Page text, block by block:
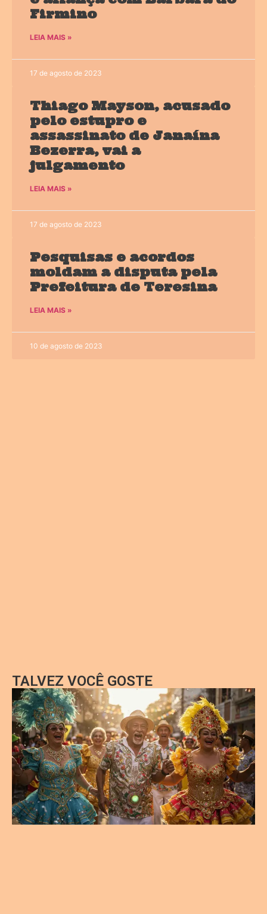
Firmino
LEIA MAIS »
17 de agosto de 2023
Thiago Mayson, acusado
pelo estupro e
assassinato de Janaína
Bezerra, vai a
julgamento
LEIA MAIS »
17 de agosto de 2023
Pesquisas e acordos
moldam a disputa pela
Prefeitura de Teresina
LEIA MAIS »
10 de agosto de 2023
TALVEZ VOCÊ GOSTE